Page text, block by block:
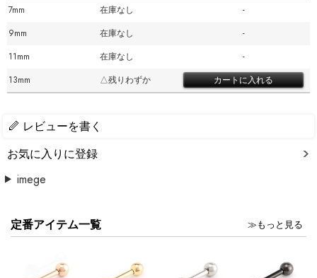
7mm 在庫なし
-
9mm
在庫なし
-
11mm
在庫なし
-
13mm
△残りわずか
レビューを書く
お気に入りに登録
imege